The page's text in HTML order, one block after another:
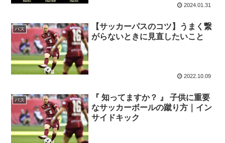
2024.01.31
パス
【サッカーパスのコツ】うまく繋
がらないときに見直したいこと
2022.10.09
パス
『 知ってますか？ 』 子供に重要
なサッカーボールの蹴り方｜イン
サイドキック